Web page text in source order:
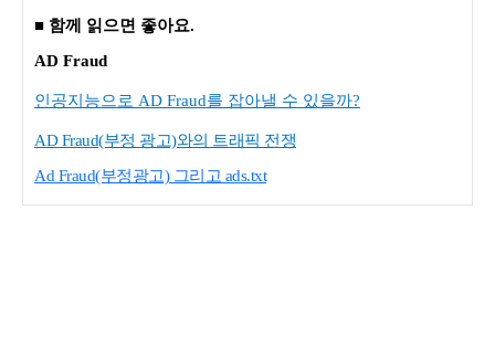
■ 함께 읽으면 좋아요.
AD Fraud
인공지능으로 AD Fraud를 잡아낼 수 있을까?
AD Fraud(부정 광고)와의 트래픽 전쟁
Ad Fraud(부정광고) 그리고 ads.txt